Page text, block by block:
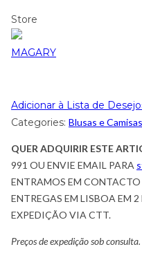
Store
MAGARY
Adicionar à Lista de
Categories: Blusas e Camisas
QUER ADQUIRIR ESTE
991 OU ENVIE EMAIL PARA
ENTRAMOS EM
ENTREGAS EM LISBOA EM
EXPEDIÇÃO VIA CTT.
Preços de expedição sob consulta.